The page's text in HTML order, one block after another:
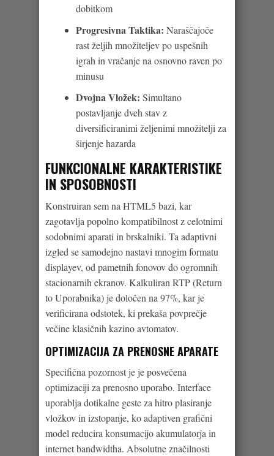
dobitkom
Progresivna Taktika: Naraščajoče
rast željih množiteljev po uspešnih
igrah in vračanje na osnovno raven po
minusu
Dvojna Vložek: Simultano
postavljanje dveh stav z
diversificiranimi željenimi množitelji za
širjenje hazarda
FUNKCIONALNE KARAKTERISTIKE
IN SPOSOBNOSTI
Konstruiran sem na HTML5 bazi, kar
zagotavlja popolno kompatibilnost z celotnimi
sodobnimi aparati in brskalniki. Ta adaptivni
izgled se samodejno nastavi mnogim formatu
displayev, od pametnih fonovov do ogromnih
stacionarnih ekranov. Kalkuliran RTP (Return
to Uporabnika) je določen na 97%, kar je
verificirana odstotek, ki prekaša povprečje
večine klasičnih kazino avtomatov.
OPTIMIZACIJA ZA PRENOSNE APARATE
Specifična pozornost je je posvečena
optimizaciji za prenosno uporabo. Interface
uporablja dotikalne geste za hitro plasiranje
vložkov in izstopanje, ko adaptiven grafični
model reducira konsumacijo akumulatorja in
internet bandwidtha. Absolutne značilnosti